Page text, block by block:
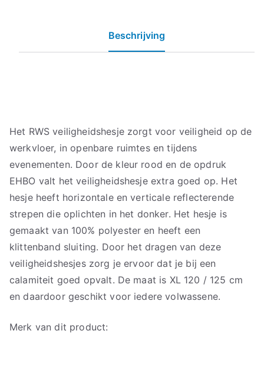
Beschrijving
Het RWS veiligheidshesje zorgt voor veiligheid op de
werkvloer, in openbare ruimtes en tijdens
evenementen. Door de kleur rood en de opdruk
EHBO valt het veiligheidshesje extra goed op. Het
hesje heeft horizontale en verticale reflecterende
strepen die oplichten in het donker. Het hesje is
gemaakt van 100% polyester en heeft een
klittenband sluiting. Door het dragen van deze
veiligheidshesjes zorg je ervoor dat je bij een
calamiteit goed opvalt. De maat is XL 120 / 125 cm
en daardoor geschikt voor iedere volwassene.
Merk van dit product: